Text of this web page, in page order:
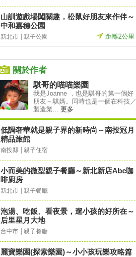
山訓遊戲場闖關趣，松鼠好朋友來作伴～
中和嘉穗公園
新北市 親子公園 距離2公里
關於作者
騏哥的喵喵樂園
我是Joanne ，也是騏哥的第一個好
朋友～騏媽。同時也是一個在科技／
製造業... 更多
低調奢華就是親子界的新時尚～南投冠月
精品旅館
南投縣 親子住宿
小而美的微型親子餐廳～新北新店Abc咖
啡廚房
新北市 親子餐廳
泡湯、吃飯、看夜景，遛小孩的好所在～
后里星月大地
台中市 親子餐廳
麗寶樂園(探索樂園)～小小孩玩樂攻略篇